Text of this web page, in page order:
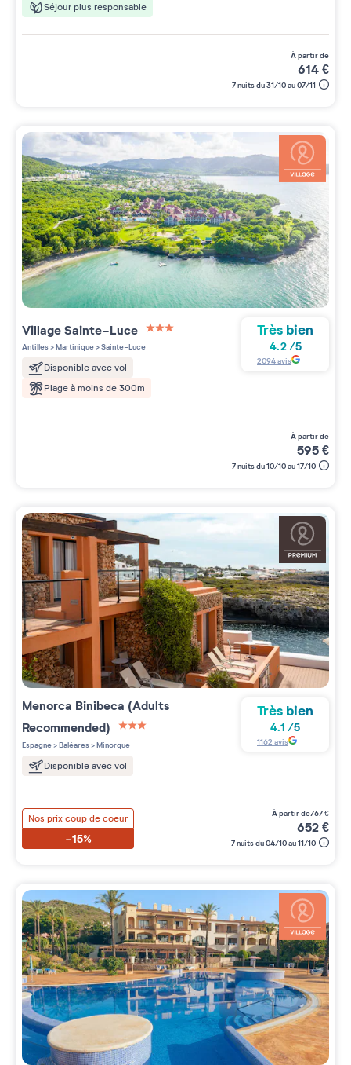
Séjour plus responsable
à partir de
614€
7 nuits du 31/10 au 07/11
VillageSainte-Luce
3 étoiles sur 5
Antilles>Martinique>Sainte-Luce
Disponible avec vol
Plage à moins de 300m
Très bien
4.2/5
2094avis
à partir de
595€
7 nuits du 10/10 au 17/10
Menorca Binibeca (Adults
Recommended)
3 étoiles sur 5
Espagne>Baléares>Minorque
Disponible avec vol
Très bien
4.1 /5
1162 avis
Nos prix coup de coeur
-15%
à partir de767€
652€
7 nuits du 04/10 au 11/10